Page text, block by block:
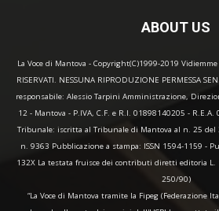
ABOUT US
La Voce di Mantova - Copyright(C)1999-2019 Vidiemme
RISERVATI. NESSUNA RIPRODUZIONE PERMESSA
responsabile: Alessio Tarpini Amministrazione,
12 - Mantova - P.IVA, C.F. e R.I. 01898140205 -
Tribunale: iscritta al Tribunale di Mantova al n. 25 del
n. 9363 Pubblicazione a stampa: ISSN 1594-1159 -
132X La testata fruisce dei contributi diretti editoria
250/90)
“La Voce di Mantova tramite la Fipeg (Federazione